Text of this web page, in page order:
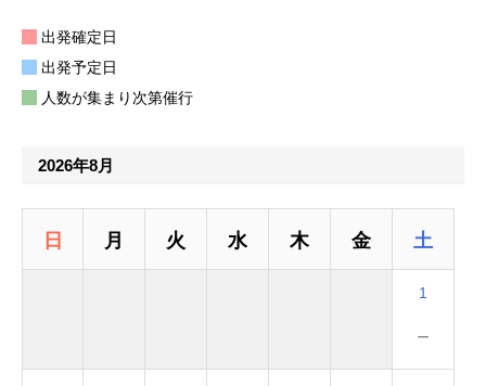
出発確定日
出発予定日
人数が集まり次第催行
2026年8月
日 月 火 水 木 金 土
1
－